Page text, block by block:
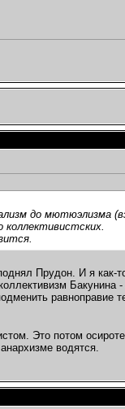
до мютюэлизма
Прудон. И я как-
Бакунина -
равноправие
Это потом
водятся.